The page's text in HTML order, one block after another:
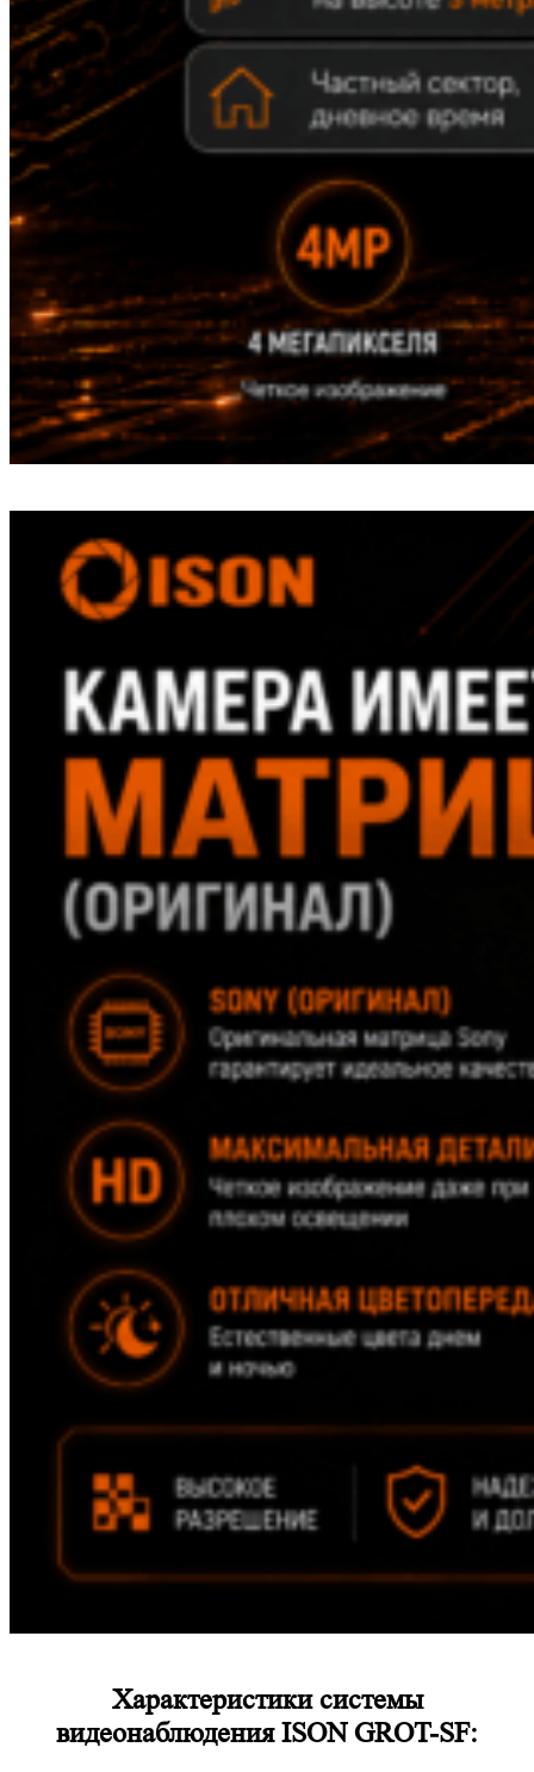
Характеристики системы
видеонаблюдения ISON GROT-SF: